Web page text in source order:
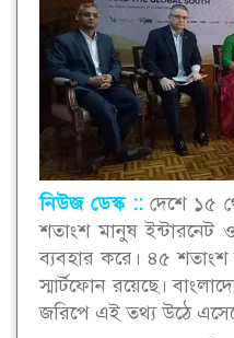
নিউজ ডেস্ক ::দেশে ১৫
শতাংশ মানুষ ইন্টারনেট
ব্যবহার করে। ৪৫ শতাংশ
স্মার্টফোন রয়েছে।
জরিপে এই তথ্য উঠে